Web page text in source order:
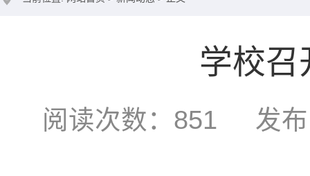
学校召
阅读次数： 851 发布